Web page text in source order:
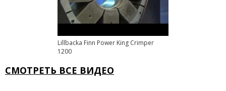
Lillbacka Finn Power King Crimper
1200
СМОТРЕТЬ ВСЕ ВИДЕО